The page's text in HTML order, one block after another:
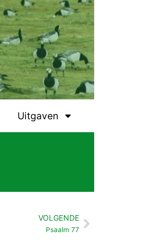
Uitgaven
VOLGENDE
Psaalm 77Volgende